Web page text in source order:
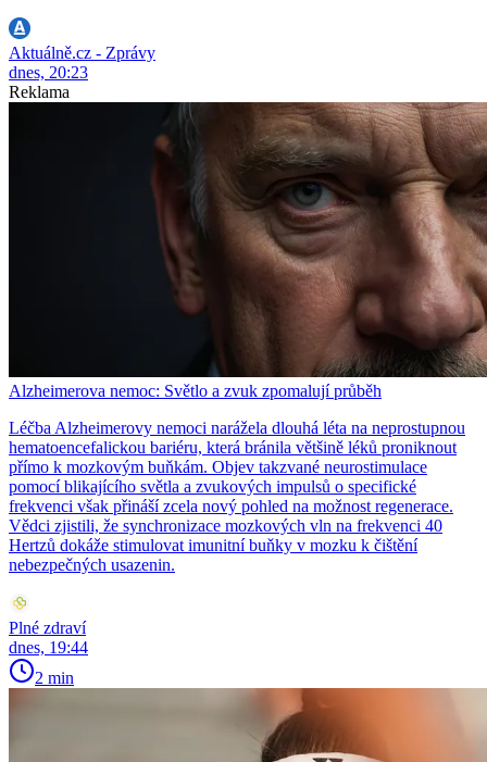
Aktuálně.cz - Zprávy
dnes, 20:23
Reklama
Alzheimerova nemoc: Světlo a zvuk zpomalují průběh
Léčba Alzheimerovy nemoci narážela dlouhá léta na neprostupnou
hematoencefalickou bariéru, která bránila většině léků proniknout
přímo k mozkovým buňkám. Objev takzvané neurostimulace
pomocí blikajícího světla a zvukových impulsů o specifické
frekvenci však přináší zcela nový pohled na možnost regenerace.
Vědci zjistili, že synchronizace mozkových vln na frekvenci 40
Hertzů dokáže stimulovat imunitní buňky v mozku k čištění
nebezpečných usazenin.
Plné zdraví
dnes, 19:44
2 min